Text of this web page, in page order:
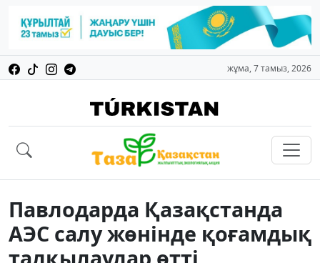
жұма, 7 тамыз, 2026
Павлодарда Қазақстанда
АЭС салу жөнінде қоғамдық